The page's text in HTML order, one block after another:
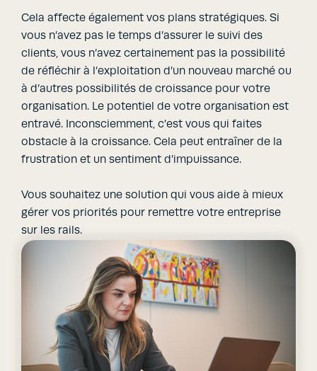
Cela affecte également vos plans stratégiques. Si
vous n’avez pas le temps d’assurer le suivi des
clients, vous n’avez certainement pas la possibilité
de réfléchir à l’exploitation d’un nouveau marché ou
à d’autres possibilités de croissance pour votre
organisation. Le potentiel de votre organisation est
entravé. Inconsciemment, c’est vous qui faites
obstacle à la croissance. Cela peut entraîner de la
frustration et un sentiment d’impuissance.
Vous souhaitez une solution qui vous aide à mieux
gérer vos priorités pour remettre votre entreprise
sur les rails.